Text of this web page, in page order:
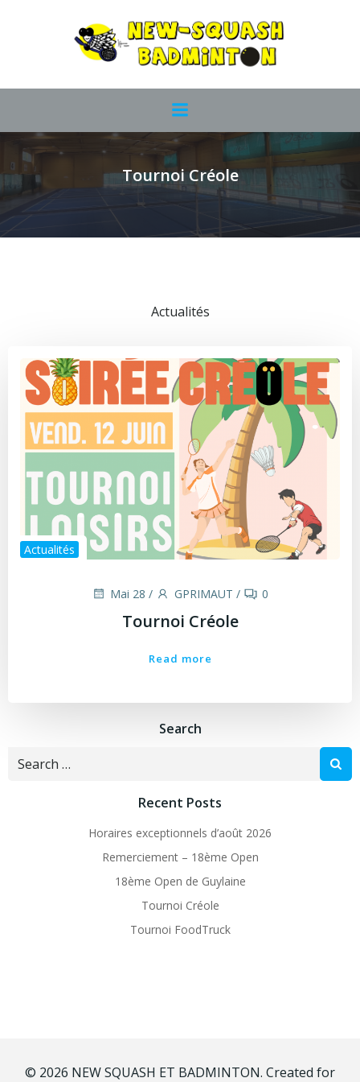
au
contenu
Tournoi Créole
Actualités
Actualités
Mai 28 / GPRIMAUT / 0
Tournoi Créole
Read more
Search
Search
Recent Posts
Horaires exceptionnels d’août 2026
Remerciement – 18ème Open
18ème Open de Guylaine
Tournoi Créole
Tournoi FoodTruck
© 2026 NEW SQUASH ET BADMINTON. Created for